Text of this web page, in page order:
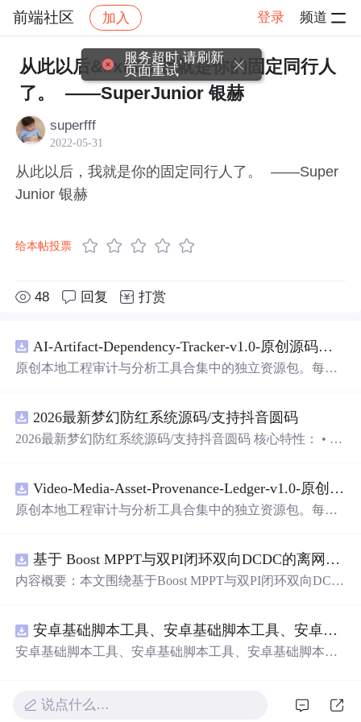
前端社区 加入 登录 频道
社区 前端社区 感慨 帖子详情
从此以后&#xff0c;我就是你的固定同行人
了。 ——SuperJunior 银赫
superfff
2022-05-31
从此以后，我就是你的固定同行人了。 ——Super
Junior 银赫
给本帖投票
48 回复 打赏
AI-Artifact-Dependency-Tracker-v1.0-原创源码与文档.zip
原创本地工程审计与分析工具合集中的独立资源包。每个
README、运行说明、功能清单、MIT License及原创与授
权声明。解压后进入project目录，执行npm test验证算法，
目源码、Logo、官方截图、论文、生产日志或其他受限素
材。适合前端开发、AI应用工程、测试审计和课程实践。
2026最新梦幻防红系统源码/支持抖音圆码
2026最新梦幻防红系统源码/支持抖音圆码 核心特性： • 多
据统计，多维度分析报表 • 积分系统+邀请返利，运营利器
Video-Media-Asset-Provenance-Ledger-v1.0-原创源码与文档.zip
原创本地工程审计与分析工具合集中的独立资源包。每个
README、运行说明、功能清单、MIT License及原创与授
权声明。解压后进入project目录，执行npm test验证算法，
目源码、Logo、官方截图、论文、生产日志或其他受限素
材。适合前端开发、AI应用工程、测试审计和课程实践。
基于 Boost MPPT与双PI闭环双向DCDC的离网光伏储能系统动力学建模及稳态特性分析（Simulink仿真实现）
内容概要：本文围绕基于Boost MPPT与双PI闭环双向DC-D
验证。研究构建了涵盖光伏阵列、最大功率点跟踪（MPP
T）控制、双向DC-DC变换器及储能电池的整体系统架
文章深入分析了系统在光照强度与环境温度双重扰动下的
动态响应与稳态性能，验证了所提出模型的准确性与控制
安卓基础脚本工具、安卓基础脚本工具、安卓基础脚本工具
安卓基础脚本工具、安卓基础脚本工具、安卓基础脚本工
说点什么…
服务超时,请刷新
页面重试